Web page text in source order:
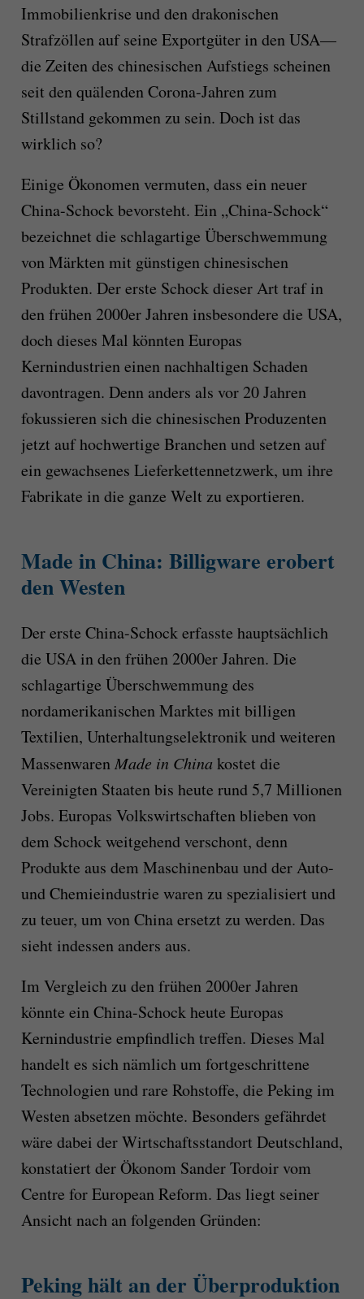
Immobilienkrise und den drakonischen
Strafzöllen auf seine Exportgüter in den USA—
die Zeiten des chinesischen Aufstiegs scheinen
seit den quälenden Corona-Jahren zum
Stillstand gekommen zu sein. Doch ist das
wirklich so?
Einige Ökonomen vermuten, dass ein neuer
China-Schock bevorsteht. Ein „China-Schock“
bezeichnet die schlagartige Überschwemmung
von Märkten mit günstigen chinesischen
Produkten. Der erste Schock dieser Art traf in
den frühen 2000er Jahren insbesondere die USA,
doch dieses Mal könnten Europas
Kernindustrien einen nachhaltigen Schaden
davontragen. Denn anders als vor 20 Jahren
fokussieren sich die chinesischen Produzenten
jetzt auf hochwertige Branchen und setzen auf
ein gewachsenes Lieferkettennetzwerk, um ihre
Fabrikate in die ganze Welt zu exportieren.
Made in China: Billigware erobert
den Westen
Der erste China-Schock erfasste hauptsächlich
die USA in den frühen 2000er Jahren. Die
schlagartige Überschwemmung des
nordamerikanischen Marktes mit billigen
Textilien, Unterhaltungselektronik und weiteren
Massenwaren Made in China kostet die
Vereinigten Staaten bis heute rund 5,7 Millionen
Jobs. Europas Volkswirtschaften blieben von
dem Schock weitgehend verschont, denn
Produkte aus dem Maschinenbau und der Auto-
und Chemieindustrie waren zu spezialisiert und
zu teuer, um von China ersetzt zu werden. Das
sieht indessen anders aus.
Im Vergleich zu den frühen 2000er Jahren
könnte ein China-Schock heute Europas
Kernindustrie empfindlich treffen. Dieses Mal
handelt es sich nämlich um fortgeschrittene
Technologien und rare Rohstoffe, die Peking im
Westen absetzen möchte. Besonders gefährdet
wäre dabei der Wirtschaftsstandort Deutschland,
konstatiert der Ökonom Sander Tordoir vom
Centre for European Reform. Das liegt seiner
Ansicht nach an folgenden Gründen:
Peking hält an der Überproduktion